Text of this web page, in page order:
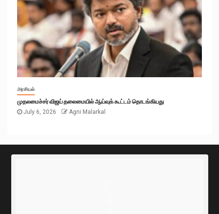
அரசியல்
முதலமைச்சர் விஜய் தலைமையில் ஆய்வுக் கூட்டம் தொடங்கியது
July 6, 2026
Agni Malarkal